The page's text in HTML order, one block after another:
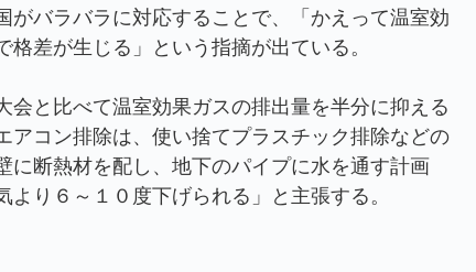
がバラバラに対応することで、「かえって温室効
差が生じる」という指摘が出ている。
会と比べて温室効果ガスの排出量を半分に抑える
アコン排除は、使い捨てプラスチック排除などの
に断熱材を配し、地下のパイプに水を通す計画
り６～１０度下げられる」と主張する。